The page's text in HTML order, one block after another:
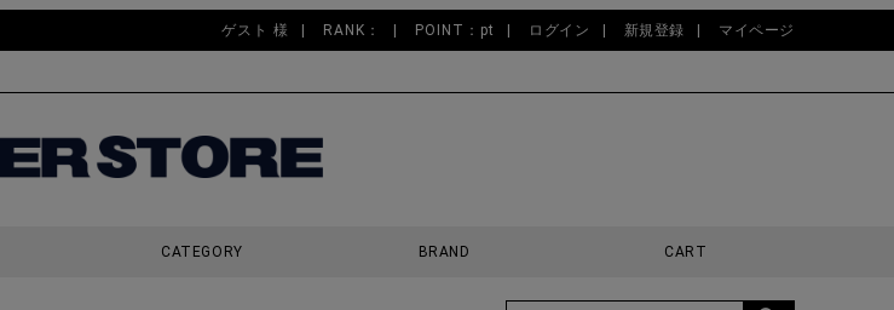
ゲスト 様 RANK： POINT：pt ログイン 新規登録 マイページ
CATEGORY BRAND CART